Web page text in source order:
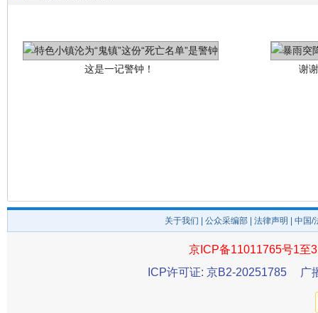
在谋一域中谋全局
关于我们 公众采编部 法律声明 | 中国
京ICP备11011765号1至
ICP许可证: 京B2-20251785
广